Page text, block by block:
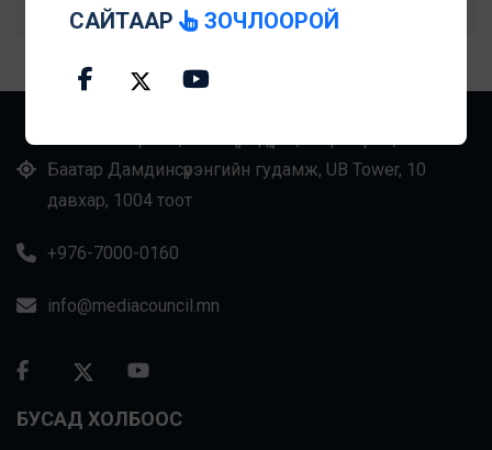
САЙТААР
ЗОЧЛООРОЙ
Улаанбаатар хот, Баянзүрх дүүрэг, 43-р хороо, Манлай
Баатар Дамдинсүрэнгийн гудамж, UB Tower, 10
давхар, 1004 тоот
+976-7000-0160
info@mediacouncil.mn
БУСАД ХОЛБООС